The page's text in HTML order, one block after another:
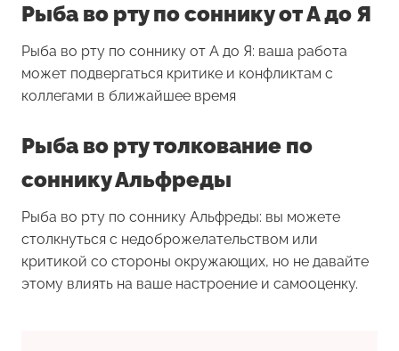
Рыба во рту по соннику от А до Я
Рыба во рту по соннику от А до Я: ваша работа
может подвергаться критике и конфликтам с
коллегами в ближайшее время
Рыба во рту толкование по
соннику Альфреды
Рыба во рту по соннику Альфреды: вы можете
столкнуться с недоброжелательством или
критикой со стороны окружающих, но не давайте
этому влиять на ваше настроение и самооценку.